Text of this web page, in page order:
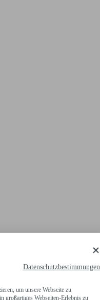
Datenschutzbestimmungen
um unsere Webseite zu
großartiges Webseiten-Erlebnis zu